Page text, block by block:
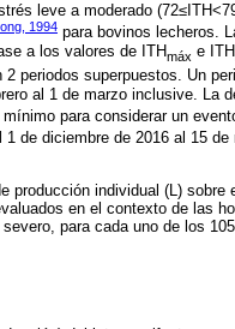
leve a moderado
1994 para bovinos lecheros.
a los valores de ITHmáx e ITH
periodos superpuestos. Un
al 1 de marzo inclusive. La
para considerar un
de diciembre de 2016 al 15 de
producción individual (L) sobre
en el contexto de las
para cada uno de los